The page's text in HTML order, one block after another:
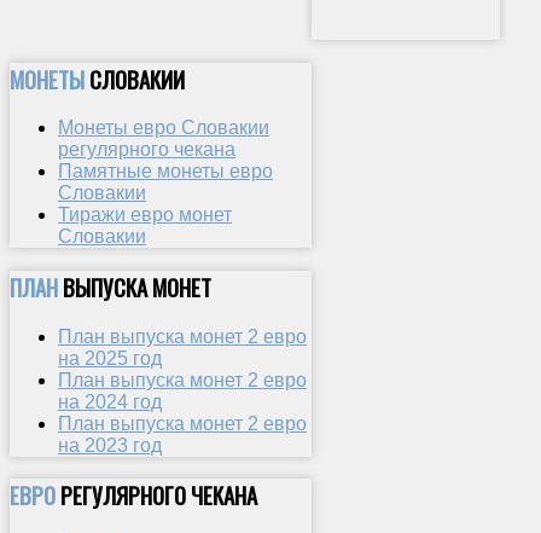
МОНЕТЫСЛОВАКИИ
Монеты евро Словакии
регулярного чекана
Памятные монеты евро
Словакии
Тиражи евро монет
Словакии
ПЛАНВЫПУСКА МОНЕТ
План выпуска монет 2 евро
на 2025 год
План выпуска монет 2 евро
на 2024 год
План выпуска монет 2 евро
на 2023 год
ЕВРОРЕГУЛЯРНОГО ЧЕКАНА